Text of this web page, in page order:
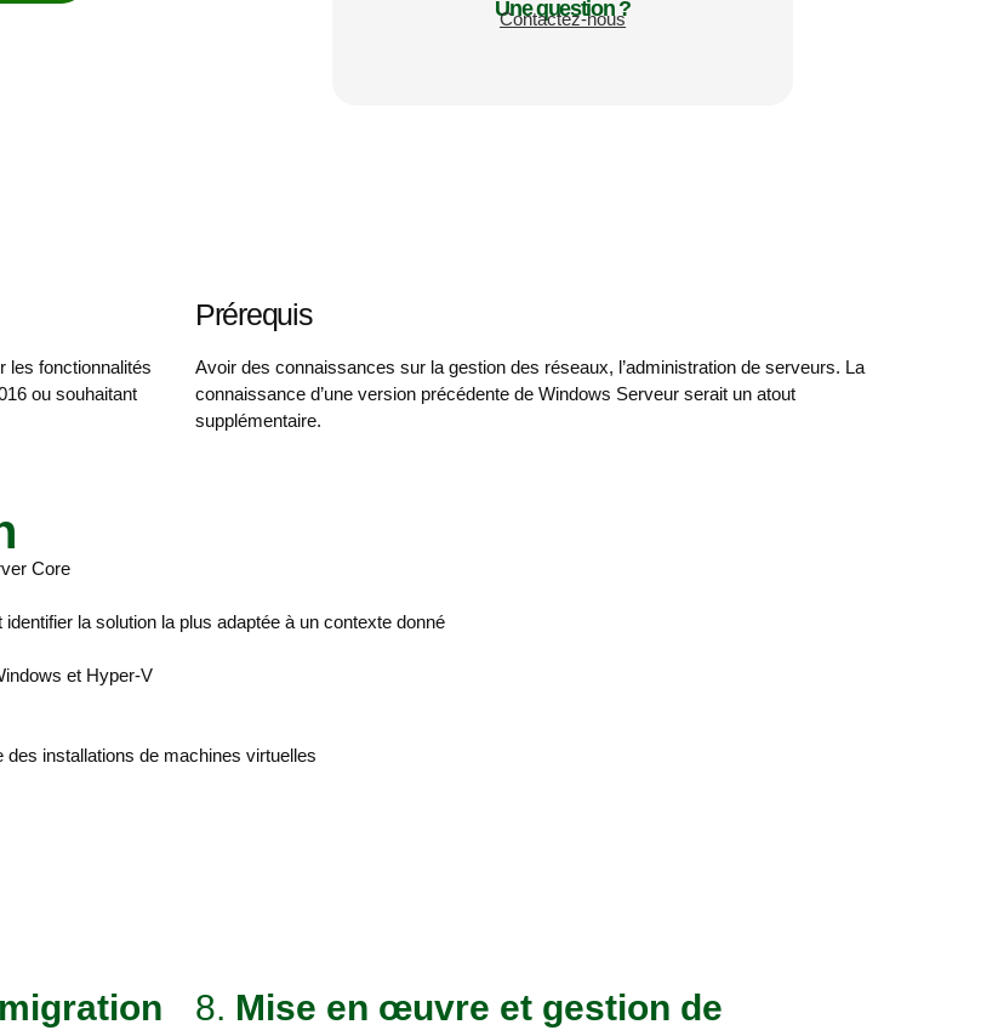
Une question ?
Contactez-nous
Prérequis
les fonctionnalités
ou souhaitant
Avoir des connaissances sur la gestion des réseaux, l’administration de serveurs. La
connaissance d’une version précédente de Windows Serveur serait un atout
supplémentaire.
Core
la solution la plus adaptée à un contexte donné
et Hyper-V
installations de machines virtuelles
8. Mise en œuvre et gestion de